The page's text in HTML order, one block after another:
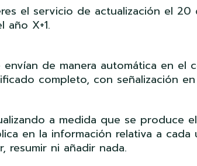
el servicio de actualización el
X+1.
envían de manera automática en
completo, con señalización
a medida que se
en la información relativa a
resumir ni añadir nada.